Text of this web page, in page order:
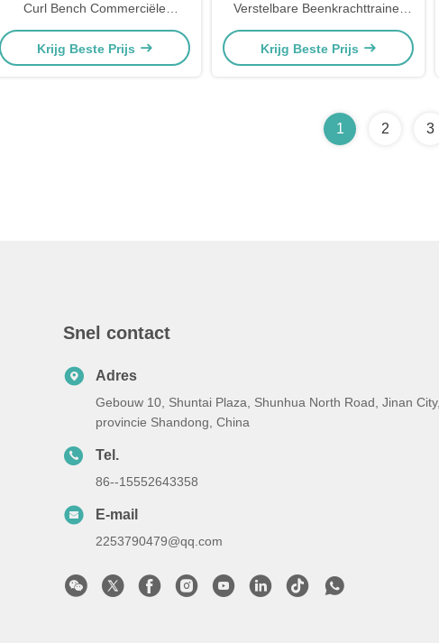
Curl Bench Commerciële
Fitnesstoerusting Prediker Curl
Trainer Voor Biceps
Krijg Beste Prijs
Verstelbare Beenkrachttrainer
Thuis Gym Commercieel Gebruik
Fitness Apparatuur
Krijg Beste Prijs
1 2 3
Snel contact
Adres
Gebouw 10, Shuntai Plaza, Shunhua North Road, Jinan City,
provincie Shandong, China
Tel.
86--15552643358
E-mail
2253790479@qq.com